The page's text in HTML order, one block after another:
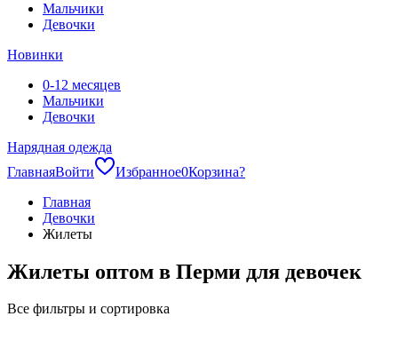
Мальчики
Девочки
Новинки
0-12 месяцев
Мальчики
Девочки
Нарядная одежда
ГлавнаяВойти Избранное0Корзина?
Главная
Девочки
Жилеты
Жилеты оптом в Перми для девочек
Все фильтры и сортировка